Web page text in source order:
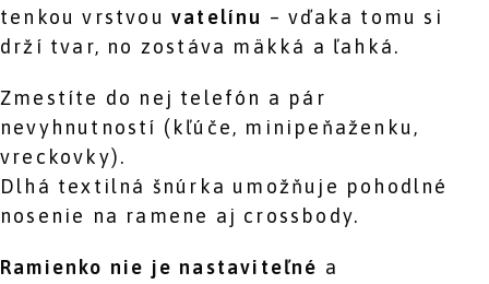
tenkou vrstvou vatelínu – vďaka tomu si
drží tvar, no zostáva mäkká a ľahká.
Zmestíte do nej telefón a pár
nevyhnutností (kľúče, minipeňaženku,
vreckovky).
Dlhá textilná šnúrka umožňuje pohodlné
nosenie na ramene aj crossbody.
Ramienko nie je nastaviteľné a